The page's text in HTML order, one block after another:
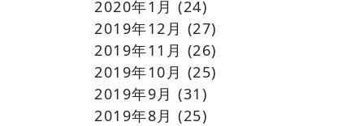
2020年1月 (24)
2019年12月 (27)
2019年11月 (26)
2019年10月 (25)
2019年9月 (31)
2019年8月 (25)